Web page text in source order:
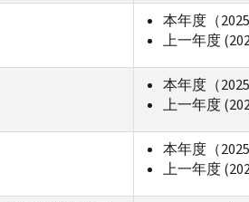
本年度（2025
上一年度
本年度（2025
上一年度
本年度（2025
上一年度